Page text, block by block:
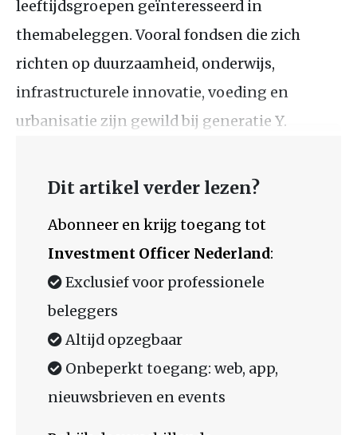
leeftijdsgroepen geïnteresseerd in
themabeleggen. Vooral fondsen die zich
richten op duurzaamheid, onderwijs,
infrastructurele innovatie, voeding en
urbanisatie zijn gewild bij generatie Y.
Dit artikel verder lezen?
Abonneer en krijg toegang tot
Investment Officer Nederland:
Exclusief voor professionele
beleggers
Altijd opzegbaar
Onbeperkt toegang: web, app,
nieuwsbrieven en events